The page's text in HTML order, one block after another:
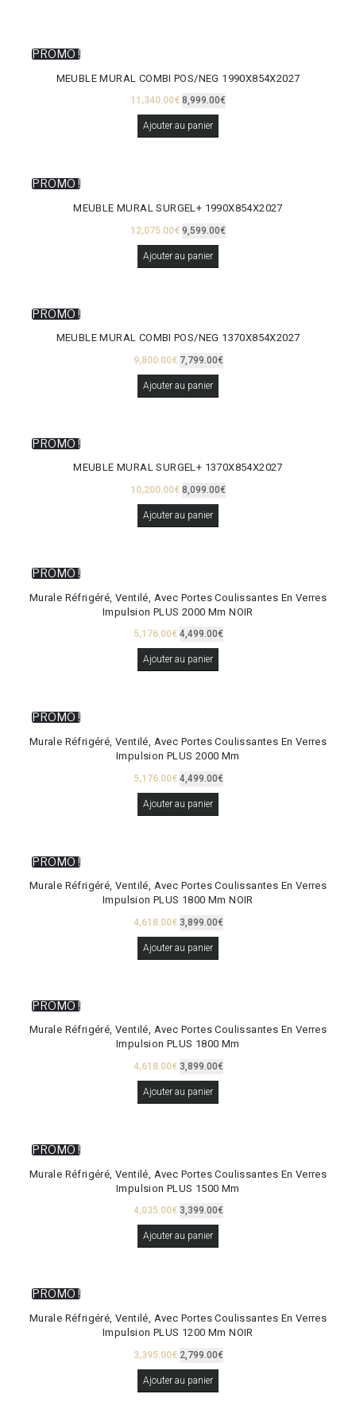
PROMO !
MEUBLE MURAL COMBI POS/NEG 1990X854X2027
11,340.00€ 8,999.00€
Ajouter au panier
PROMO !
MEUBLE MURAL SURGEL+ 1990X854X2027
12,075.00€ 9,599.00€
Ajouter au panier
PROMO !
MEUBLE MURAL COMBI POS/NEG 1370X854X2027
9,800.00€ 7,799.00€
Ajouter au panier
PROMO !
MEUBLE MURAL SURGEL+ 1370X854X2027
10,200.00€ 8,099.00€
Ajouter au panier
PROMO !
Murale Réfrigéré, Ventilé, Avec Portes Coulissantes En Verres
Impulsion PLUS 2000 Mm NOIR
5,176.00€ 4,499.00€
Ajouter au panier
PROMO !
Murale Réfrigéré, Ventilé, Avec Portes Coulissantes En Verres
Impulsion PLUS 2000 Mm
5,176.00€ 4,499.00€
Ajouter au panier
PROMO !
Murale Réfrigéré, Ventilé, Avec Portes Coulissantes En Verres
Impulsion PLUS 1800 Mm NOIR
4,618.00€ 3,899.00€
Ajouter au panier
PROMO !
Murale Réfrigéré, Ventilé, Avec Portes Coulissantes En Verres
Impulsion PLUS 1800 Mm
4,618.00€ 3,899.00€
Ajouter au panier
PROMO !
Murale Réfrigéré, Ventilé, Avec Portes Coulissantes En Verres
Impulsion PLUS 1500 Mm
4,035.00€ 3,399.00€
Ajouter au panier
PROMO !
Murale Réfrigéré, Ventilé, Avec Portes Coulissantes En Verres
Impulsion PLUS 1200 Mm NOIR
3,395.00€ 2,799.00€
Ajouter au panier